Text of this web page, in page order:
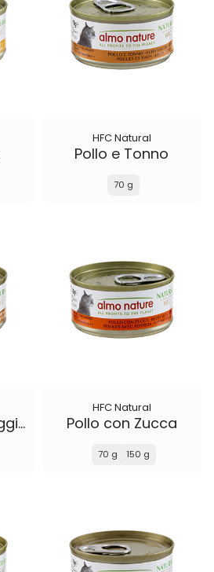
HFC Natural
Pollo e Tonno
70 g
Pollo con Formaggio
HFC Natural
Pollo con Zucca
70 g 150 g